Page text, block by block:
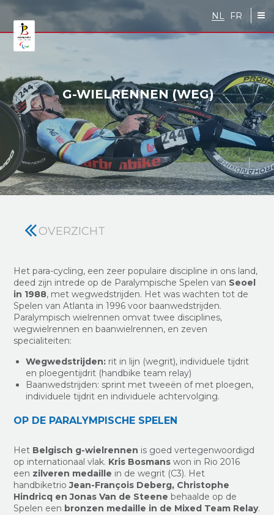
Skip to main content
NL FR
G-WIELRENNEN (WEG)
OVERZICHT
Het para-cycling, een zeer populaire discipline in ons land,
deed zijn intrede op de Paralympische Spelen van Seoel
in 1988, met wegwedstrijden. Het was wachten tot de
Spelen van Atlanta in 1996 voor baanwedstrijden.
Paralympisch wielrennen omvat twee disciplines,
wegwielrennen en baanwielrennen, en zeven
specialiteiten:
Wegwedstrijden: rit in lijn (wegrit), individuele tijdrit
en ploegentijdrit (handbike team relay)
Baanwedstrijden: sprint met tweeën of met ploegen,
individuele tijdrit en individuele achtervolging.
OP DE PARALYMPISCHE SPELEN
Het Belgisch g-wielrennen is goed vertegenwoordigd
op internationaal vlak. Kris Bosmans won in Rio 2016
een zilveren medaille in de wegrit (C3). Het
handbiketrioJean-François Deberg, Christophe
Hindricq en Jonas Van de Steene behaalde op de
Spelen een bronzen medaille in de Mixed Team Relay.